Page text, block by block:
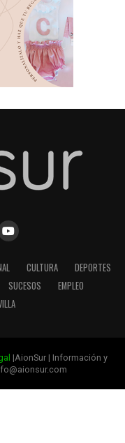
CULTURA
DEPORTES
SUCESOS
EMPLEO
|AionSur | Información y